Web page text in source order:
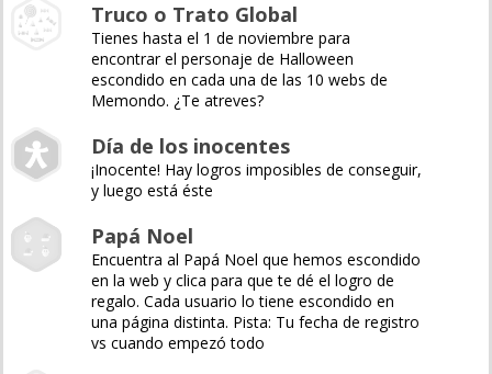
Truco o Trato Global
Tienes hasta el 1 de noviembre para
encontrar el personaje de Halloween
escondido en cada una de las 10 webs de
Memondo. ¿Te atreves?
Día de los inocentes
¡Inocente! Hay logros imposibles de conseguir,
y luego está éste
Papá Noel
Encuentra al Papá Noel que hemos escondido
en la web y clica para que te dé el logro de
regalo. Cada usuario lo tiene escondido en
una página distinta. Pista: Tu fecha de registro
vs cuando empezó todo